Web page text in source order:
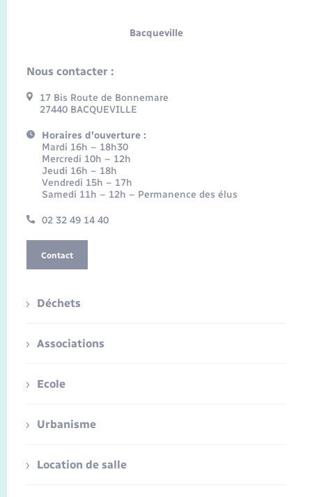
Bacqueville
Nous contacter :
17 Bis Route de Bonnemare
27440 BACQUEVILLE
Horaires d'ouverture :
Mardi 16h – 18h30
Mercredi 10h – 12h
Jeudi 16h – 18h
Vendredi 15h – 17h
Samedi 11h – 12h – Permanence des élus
02 32 49 14 40
Contact
Déchets
Associations
Ecole
Urbanisme
Location de salle